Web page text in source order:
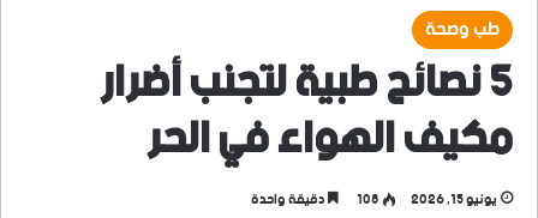
طب وصحة
5 نصائح طبية لتجنب أضرار
مكيف الهواء في الحر
يونيو 15, 2026 108 دقيقة واحدة